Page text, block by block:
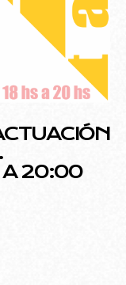
A 20:00